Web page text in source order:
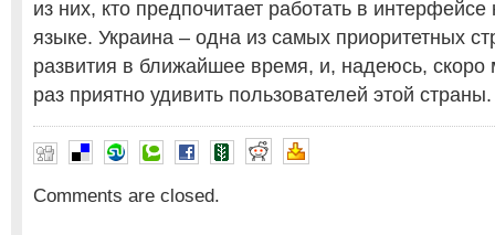
из них, кто предпочитает работать в
языке. Украина – одна из самых приоритетных
развития в ближайшее время, и, надеюсь,
раз приятно удивить пользователей этой страны.
Comments are closed.